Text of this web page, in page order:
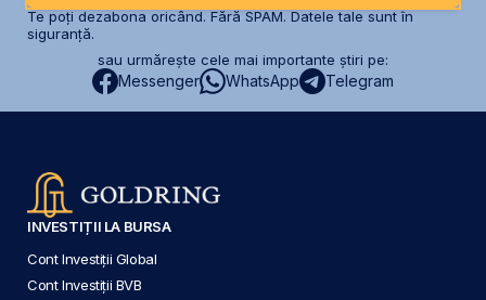
Te poți dezabona oricând. Fără SPAM. Datele tale sunt în
siguranță.
sau urmărește cele mai importante știri pe:
Messenger WhatsApp Telegram
INVESTIȚII LA BURSA
Cont Investiții Global
Cont Investiții BVB